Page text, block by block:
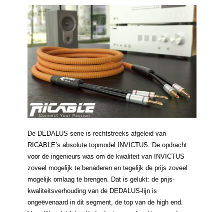
De DEDALUS-serie is rechtstreeks afgeleid van
RICABLE’s absolute topmodel INVICTUS. De opdracht
voor de ingenieurs was om de kwaliteit van INVICTUS
zoveel mogelijk te benaderen en tegelijk de prijs zoveel
mogelijk omlaag te brengen. Dat is gelukt: de prijs-
kwaliteitsverhouding van de DEDALUS-lijn is
ongeëvenaard in dit segment, de top van de high end.